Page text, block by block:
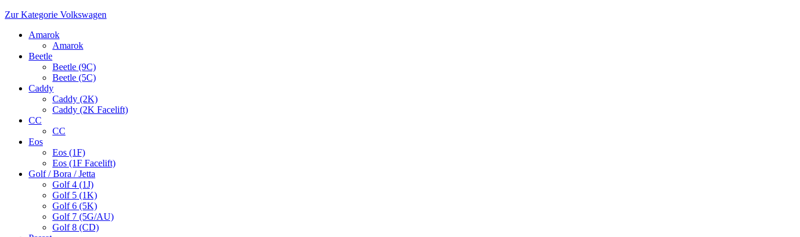
Zur Kategorie Volkswagen
Amarok
Amarok
Beetle
Beetle (9C)
Beetle (5C)
Caddy
Caddy (2K)
Caddy (2K Facelift)
CC
CC
Eos
Eos (1F)
Eos (1F Facelift)
Golf / Bora / Jetta
Golf 4 (1J)
Golf 5 (1K)
Golf 6 (5K)
Golf 7 (5G/AU)
Golf 8 (CD)